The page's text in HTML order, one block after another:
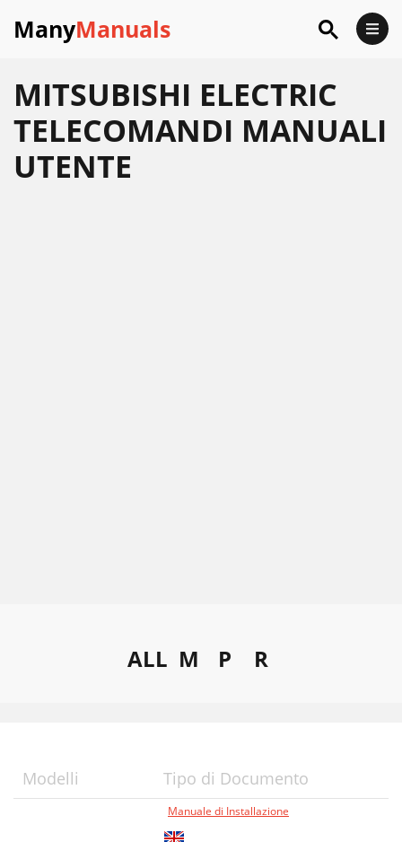
ManyManuals
MITSUBISHI ELECTRIC
TELECOMANDI MANUALI
UTENTE
ALL M P R
Modelli Tipo di Documento
Manuale di Installazione